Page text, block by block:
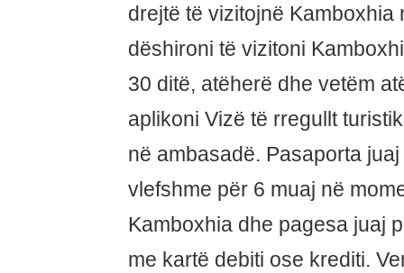
drejtë të vizitojnë Kamboxhia
dëshironi të vizitoni
30 ditë, atëherë dhe vetëm
aplikoni Vizë të rregullt
në ambasadë. Pasaporta
vlefshme për 6 muaj në
Kamboxhia dhe pagesa juaj
me kartë debiti ose krediti.